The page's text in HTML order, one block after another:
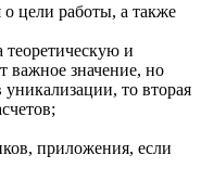
цели работы, а также
теоретическую и
важное значение, но
уникализации, то вторая
приложения, если